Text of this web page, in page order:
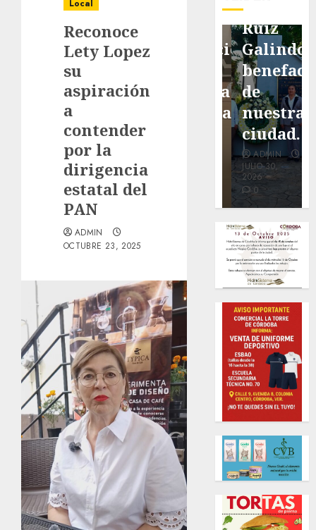
Local
Reconoce
Lety Lopez
su
aspiración
a
contender
por la
dirigencia
estatal del
PAN
ADMIN
OCTUBRE 23, 2025
pavimentación
de San
Marcial
será
mejorada.
CASF
ADMIN
JULIO 27,
2026
0
exposición
Antonio
Ruiz
Galindo,
de
nuestra
ciudad.
ADMIN
JULIO 30,
2026
0